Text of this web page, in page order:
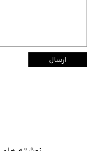
ارسال